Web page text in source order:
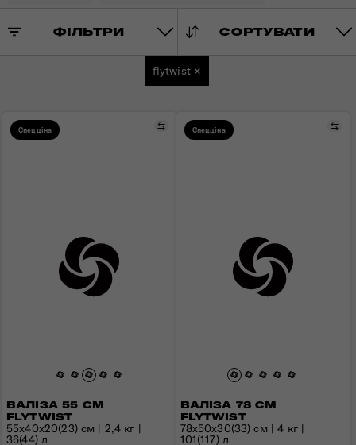
ФІЛЬТРИ СОРТУВАТИ
flytwist ×
Спецціна
ВАЛІЗА 55 СМ
FLYTWIST
Порівняти
55х40х20(23) см | 2,4 кг |
36(44) л
Спецціна
ВАЛІЗА 78 СМ
FLYTWIST
78x50x30(33) см | 4 кг |
101(117) л